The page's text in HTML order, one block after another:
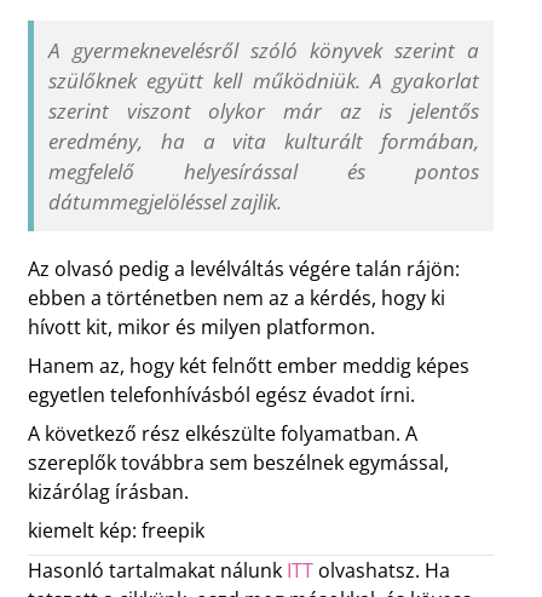
A gyermeknevelésről szóló könyvek szerint a
szülőknek együtt kell működniük. A gyakorlat
szerint viszont olykor már az is jelentős
eredmény, ha a vita kulturált formában,
megfelelő helyesírással és pontos
dátummegjelöléssel zajlik.
Az olvasó pedig a levélváltás végére talán rájön:
ebben a történetben nem az a kérdés, hogy ki
hívott kit, mikor és milyen platformon.
Hanem az, hogy két felnőtt ember meddig képes
egyetlen telefonhívásból egész évadot írni.
A következő rész elkészülte folyamatban. A
szereplők továbbra sem beszélnek egymással,
kizárólag írásban.
kiemelt kép: freepik
Hasonló tartalmakat nálunk ITTolvashatsz. Ha